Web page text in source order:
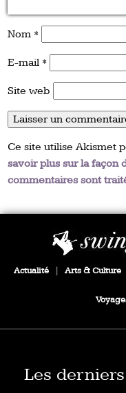
Nom *
E-mail *
Site web
Ce site utilise Akismet
savoir plus sur la façon
commentaires sont
Actualité Arts & Culture
Les